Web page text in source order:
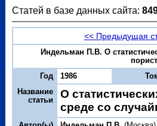
Статей в базе данных сайта:
<< Предыдущая
Индельман П.В. О
Год
1986
Название
статьи
О
среде со